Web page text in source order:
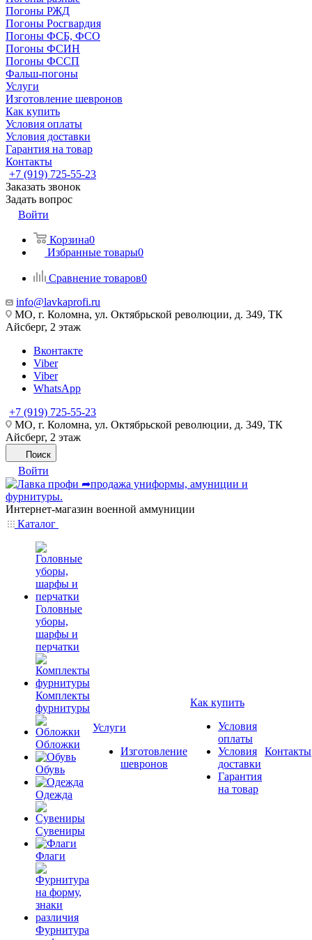
Погоны РЖД
Погоны Росгвардия
Погоны ФСБ, ФСО
Погоны ФСИН
Погоны ФССП
Фальш-погоны
Услуги
Изготовление шевронов
Как купить
Условия оплаты
Условия доставки
Гарантия на товар
Контакты
+7 (919) 725-55-23
Заказать звонок
Задать вопрос
Войти
Корзина0
Избранные товары0
Сравнение товаров0
info@lavkaprofi.ru
МО, г. Коломна, ул. Октябрьской революции, д. 349, ТК
Айсберг, 2 этаж
Вконтакте
Viber
Viber
WhatsApp
+7 (919) 725-55-23
МО, г. Коломна, ул. Октябрьской революции, д. 349, ТК
Айсберг, 2 этаж
Поиск
Войти
Интернет-магазин военной аммуниции
Каталог
Головные
уборы,
шарфы и
перчатки
Комплекты
фурнитуры
Обложки
Обувь
Одежда
Сувениры
Флаги
Фурнитура
Услуги
Изготовление
шевронов
Как купить
Условия
оплаты
Условия
доставки
Гарантия
на товар
Контакты